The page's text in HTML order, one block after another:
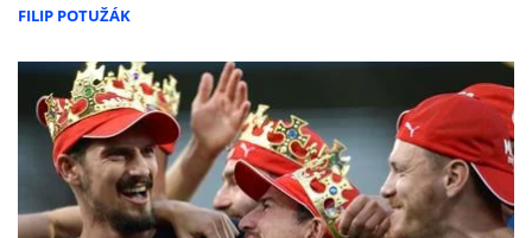
FILIP POTUŽÁK